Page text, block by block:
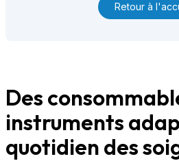
Retour à
Des
instruments
quotidien des